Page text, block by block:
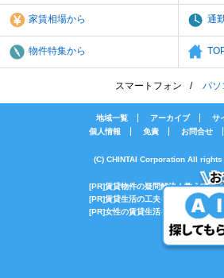
家賃相場から 通
物件特集から
スマートフォン パソ
地域一覧 アーカイブ
サ
個人情報
免責 お問合せ
(C) CHINTAI Corporation All
[PR]賃貸物件の疑問解決！教えてエ
[PR]賃貸生活の工夫を紹介！CHINTAI
[PR]女性の賃貸生活を応援！